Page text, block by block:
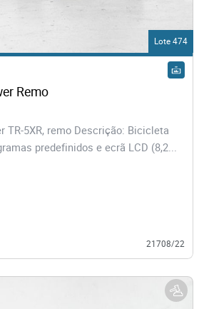
Lote 474
TR-5XR, remo Descrição: Bicicleta
predefinidos e ecrã LCD (8,2...
21708/22